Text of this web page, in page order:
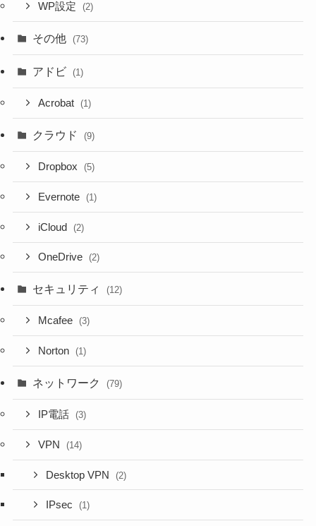
WP設定 (2)
その他 (73)
アドビ (1)
Acrobat (1)
クラウド (9)
Dropbox (5)
Evernote (1)
iCloud (2)
OneDrive (2)
セキュリティ (12)
Mcafee (3)
Norton (1)
ネットワーク (79)
IP電話 (3)
VPN (14)
Desktop VPN (2)
IPsec (1)